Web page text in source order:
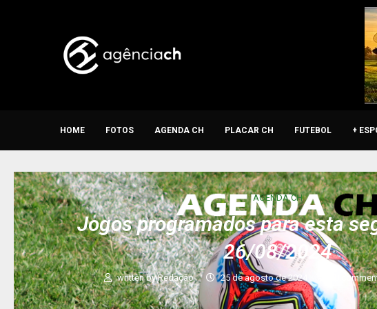
HOME FOTOS AGENDA CH PLACAR CH FUTEBOL +
AGENDA CH
Jogos programados para esta
26/08/2024
written byRedação 25 de agosto de 2024 0